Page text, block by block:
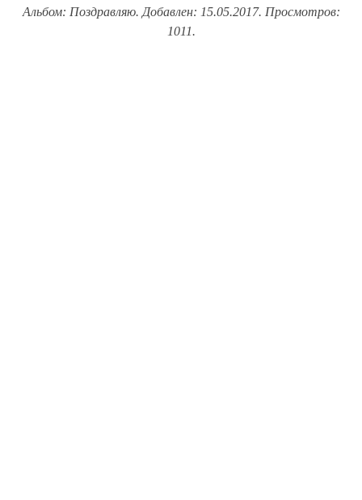
Альбом: Поздравляю. Добавлен: 15.05.2017. Просмотров:
1011.